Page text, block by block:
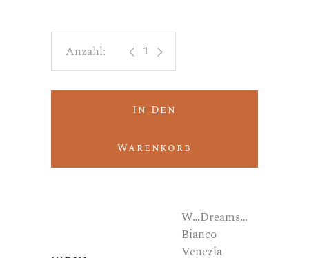
Bianco Venezia Giulia "Where
In Den
Warenkorb
W…Dreams…
Bianco
Venezia